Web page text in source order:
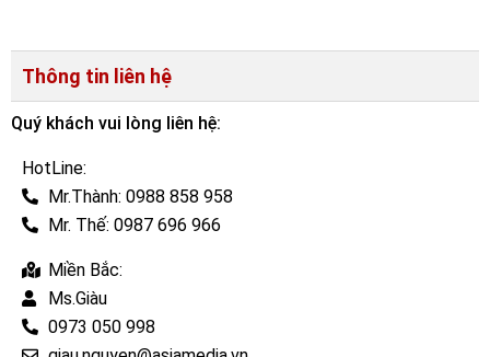
Thông tin liên hệ
Quý khách vui lòng liên hệ:
HotLine:
Mr.Thành: 0988 858 958
Mr. Thế: 0987 696 966
Miền Bắc:
Ms.Giàu
0973 050 998